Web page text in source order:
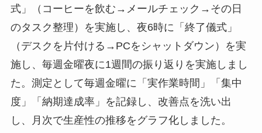
式」（コーヒーを飲む→メールチェック→その日
のタスク整理）を実施し、夜6時に「終了儀式」
（デスクを片付ける→PCをシャットダウン）を実
施し、毎週金曜夜に1週間の振り返りを実施しまし
た。測定として毎週金曜に「実作業時間」「集中
度」「納期達成率」を記録し、改善点を洗い出
し、月次で生産性の推移をグラフ化しました。